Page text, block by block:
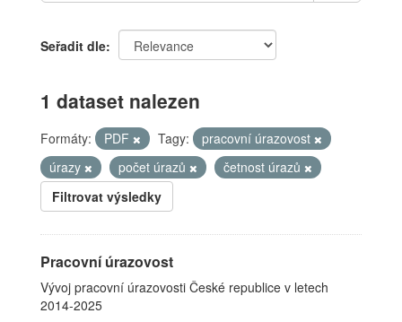
Seřadit dle
1 dataset nalezen
Formáty: PDF Tagy:
pracovní úrazovost
úrazy
počet úrazů
četnost úrazů
Filtrovat výsledky
Pracovní úrazovost
Vývoj pracovní úrazovosti České republice v letech
2014-2025